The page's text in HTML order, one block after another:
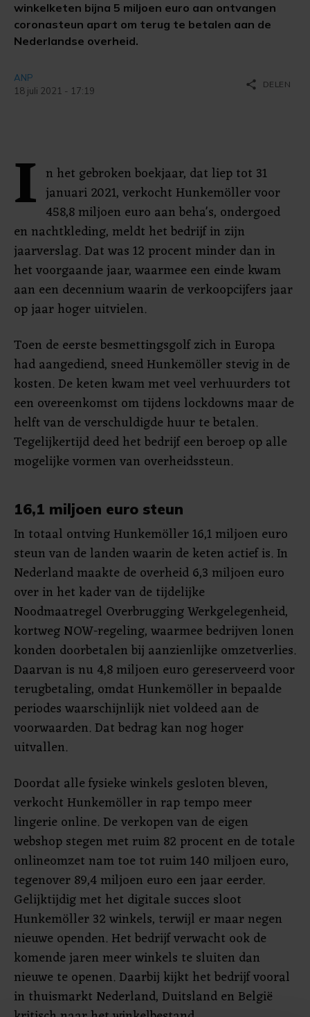
winkelketen bijna 5 miljoen euro aan ontvangen
coronasteun apart om terug te betalen aan de
Nederlandse overheid.
ANP
18 juli 2021 - 17:19
share DELEN
I n het gebroken boekjaar, dat liep tot 31
januari 2021, verkocht Hunkemöller voor
458,8 miljoen euro aan beha's, ondergoed
en nachtkleding, meldt het bedrijf in zijn
jaarverslag. Dat was 12 procent minder dan in
het voorgaande jaar, waarmee een einde kwam
aan een decennium waarin de verkoopcijfers jaar
op jaar hoger uitvielen.
Toen de eerste besmettingsgolf zich in Europa
had aangediend, sneed Hunkemöller stevig in de
kosten. De keten kwam met veel verhuurders tot
een overeenkomst om tijdens lockdowns maar de
helft van de verschuldigde huur te betalen.
Tegelijkertijd deed het bedrijf een beroep op alle
mogelijke vormen van overheidssteun.
16,1 miljoen euro steun
In totaal ontving Hunkemöller 16,1 miljoen euro
steun van de landen waarin de keten actief is. In
Nederland maakte de overheid 6,3 miljoen euro
over in het kader van de tijdelijke
Noodmaatregel Overbrugging Werkgelegenheid,
kortweg NOW-regeling, waarmee bedrijven lonen
konden doorbetalen bij aanzienlijke omzetverlies.
Daarvan is nu 4,8 miljoen euro gereserveerd voor
terugbetaling, omdat Hunkemöller in bepaalde
periodes waarschijnlijk niet voldeed aan de
voorwaarden. Dat bedrag kan nog hoger
uitvallen.
Doordat alle fysieke winkels gesloten bleven,
verkocht Hunkemöller in rap tempo meer
lingerie online. De verkopen van de eigen
webshop stegen met ruim 82 procent en de totale
onlineomzet nam toe tot ruim 140 miljoen euro,
tegenover 89,4 miljoen euro een jaar eerder.
Gelijktijdig met het digitale succes sloot
Hunkemöller 32 winkels, terwijl er maar negen
nieuwe openden. Het bedrijf verwacht ook de
komende jaren meer winkels te sluiten dan
nieuwe te openen. Daarbij kijkt het bedrijf vooral
in thuismarkt Nederland, Duitsland en België